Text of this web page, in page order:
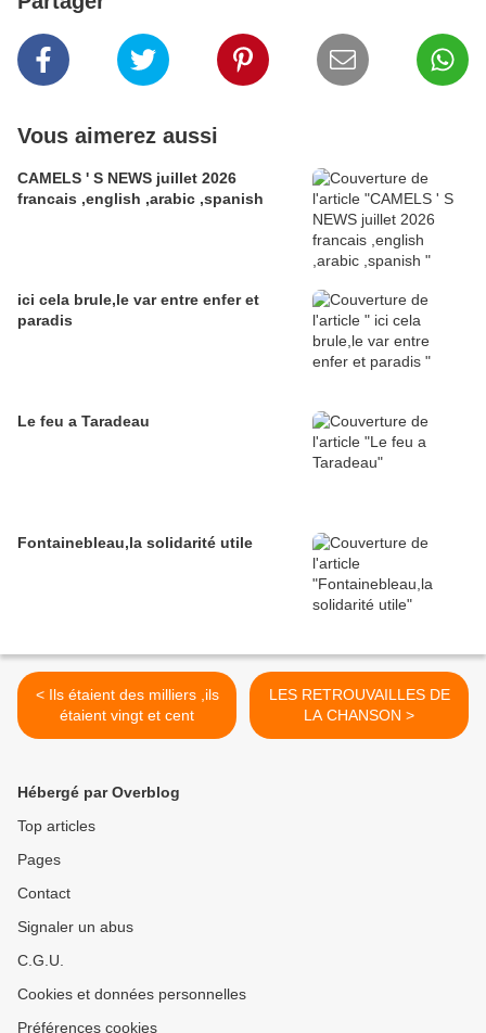
Vous aimerez aussi
CAMELS ' S NEWS juillet 2026
francais ,english ,arabic ,spanish
ici cela brule,le var entre enfer et
paradis
Le feu a Taradeau
Fontainebleau,la solidarité utile
< Ils étaient des milliers ,ils
étaient vingt et cent
LES RETROUVAILLES DE
LA CHANSON >
Hébergé par Overblog
Top articles
Pages
Contact
Signaler un abus
C.G.U.
Cookies et données personnelles
Préférences cookies